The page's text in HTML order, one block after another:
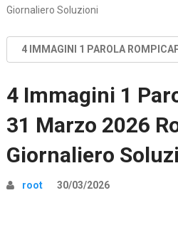
Giornaliero Soluzioni
4 IMMAGINI 1 PAROLA
4 Immagini 1
31 Marzo 2026
Giornaliero
root 30/03/2026